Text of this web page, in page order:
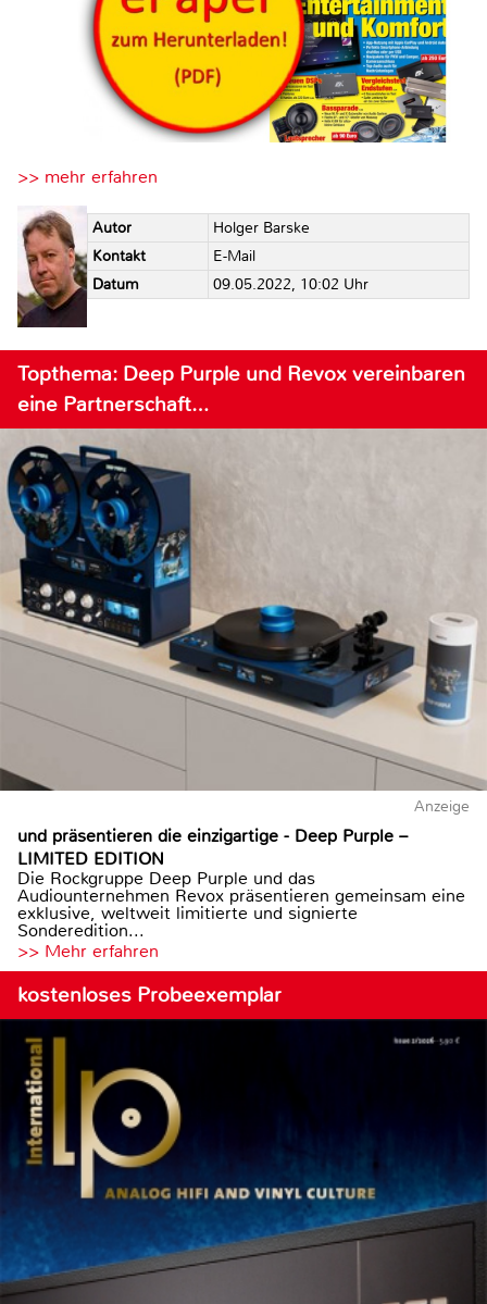
>> mehr erfahren
Autor
Holger Barske
Kontakt
E-Mail
Datum
09.05.2022, 10:02 Uhr
Topthema: Deep Purple und Revox vereinbaren
eine Partnerschaft…
Anzeige
und präsentieren die einzigartige - Deep Purple –
LIMITED EDITION
Die Rockgruppe Deep Purple und das
Audiounternehmen Revox präsentieren gemeinsam eine
exklusive, weltweit limitierte und signierte
Sonderedition...
>> Mehr erfahren
kostenloses Probeexemplar